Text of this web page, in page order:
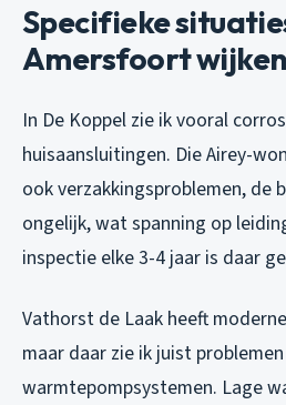
Specifieke
Amersfoort wijken
In De Koppel zie ik vooral
huisaansluitingen. Die Airey-
ook verzakkingsproblemen, de
ongelijk, wat spanning op
inspectie elke 3-4 jaar is daar
Vathorst de Laak heeft
maar daar zie ik juist
warmtepompsystemen. Lage